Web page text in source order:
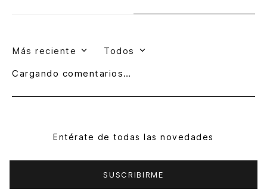
Más reciente Todos
Cargando comentarios…
Entérate de todas las novedades
SUSCRIBIRME